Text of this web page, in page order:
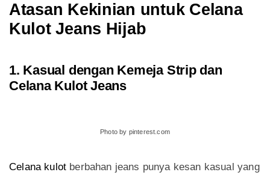
Atasan Kekinian untuk Celana
Kulot Jeans Hijab
1. Kasual dengan Kemeja Strip dan
Celana Kulot Jeans
Photo by pinterest.com
Celana kulot berbahan jeans punya kesan kasual yang